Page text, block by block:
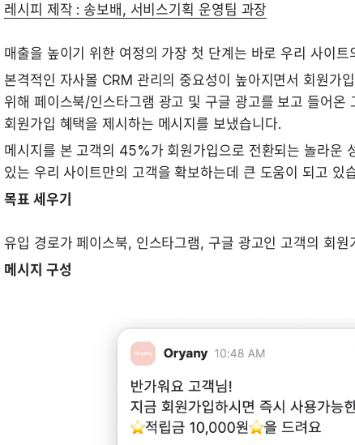
레시피 제작 : 송보배, 서비스기획 운영팀 과장
매출을 높이기 위한 여정의 가장 첫 단계는 바로 우리 사이트
본격적인 자사몰 CRM 관리의 중요성이 높아지면서 회원가
위해 페이스북/인스타그램 광고 및 구글 광고를 보고 들어온
회원가입 혜택을 제시하는 메시지를 보냈습니다.
메시지를 본 고객의 45%가 회원가입으로 전환되는 놀라운
있는 우리 사이트만의 고객을 확보하는데 큰 도움이 되고 있
목표 세우기
유입 경로가 페이스북, 인스타그램, 구글 광고인 고객의 회
메시지 구성